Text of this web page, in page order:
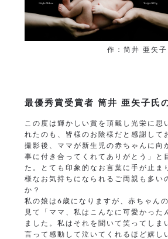
作：筒井 亜矢子
最優秀賞受賞者 筒井 亜矢子氏
この度は輝かしい賞を頂戴し光栄に思
れたのも、皆様のお陰様だと感謝して
撮影後、ママが新生児の赤ちゃんに向
事に付き合ってくれてありがとう」と
た。とても印象的なお言葉に手が止ま
様なお気持ちになられるご両親も多い
か？
私の娘は6歳になりますが、赤ちゃん
見て「ママ、私はこんなに可愛かった
ました。私はそれを聞いて笑ってしま
言って感動して泣いてくれるほど嬉し